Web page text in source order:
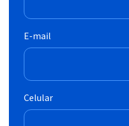
E-mail
Celular